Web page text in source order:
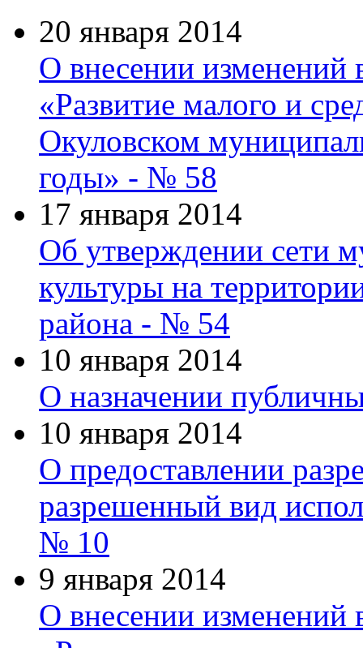
20 января 2014
О внесении
«Развитие малого и
Окуловском
годы» - № 58
17 января 2014
Об утверждении сети
культуры на
района - № 54
10 января 2014
О назначении
10 января 2014
О предоставлении
разрешенный вид
№ 10
9 января 2014
О внесении